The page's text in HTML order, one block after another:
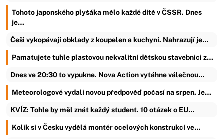
Tohoto japonského plyšáka mělo každé dítě v ČSSR. Dnes
je…
Češi vykopávají obklady z koupelen a kuchyní. Nahrazují je…
Pamatujete tuhle plastovou nekvalitní dětskou stavebnici z…
Dnes ve 20:30 to vypukne. Nova Action vytáhne válečnou…
Meteorologové vydali novou předpověď počasí na srpen. Je…
KVÍZ: Tohle by měl znát každý student. 10 otázek o EU…
Kolik si v Česku vydělá montér ocelových konstrukcí ve…